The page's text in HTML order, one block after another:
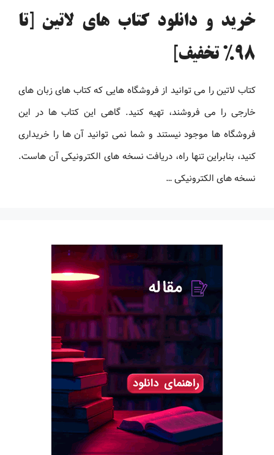
خرید و دانلود کتاب های لاتین [تا
98% تخفیف]
کتاب لاتین را می توانید از فروشگاه هایی که کتاب های زبان های
خارجی را می فروشند، تهیه کنید. گاهی این کتاب ها در این
فروشگاه ها موجود نیستند و شما نمی توانید آن ها را خریداری
کنید، بنابراین تنها راه، دریافت نسخه های الکترونیکی آن هاست.
نسخه های الکترونیکی …